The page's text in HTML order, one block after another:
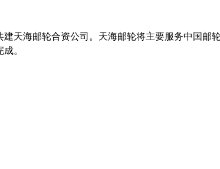
天海邮轮合资公司。天海邮轮将主要服务中国邮
。